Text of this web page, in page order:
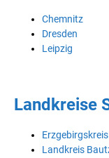
Chemnitz
Dresden
Leipzig
Landkreise
Erzgebirgskreis
Landkreis